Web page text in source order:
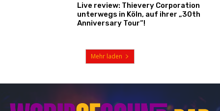
Live review: Thievery Corporation
unterwegs in Köln, auf ihrer „30th
Anniversary Tour“!
Mehr laden